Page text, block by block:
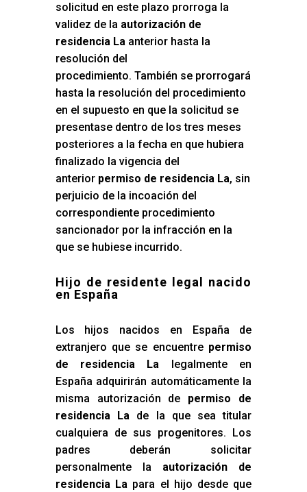
solicitud en este plazo prorroga la
validez de la autorización de
residencia Laanterior hasta la
resolución del
procedimiento. También se prorrogará
hasta la resolución del procedimiento
en el supuesto en que la solicitud se
presentase dentro de los tres meses
posteriores a la fecha en que hubiera
finalizado la vigencia del
anterior permiso de residencia La, sin
perjuicio de la incoación del
correspondiente procedimiento
sancionador por la infracción en la
que se hubiese incurrido.
Hijo de residente legal nacido
en España
Los hijos nacidos en España de
extranjero que se encuentre permiso
de residencia La legalmente en
España adquirirán automáticamente la
misma autorización de permiso de
residencia Lade la que sea titular
cualquiera de sus progenitores. Los
padres deberán solicitar
personalmente la autorización de
residencia Lapara el hijo desde que